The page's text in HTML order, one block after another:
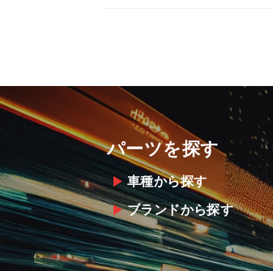
パーツを探す
車種から探す
ブランドから探す